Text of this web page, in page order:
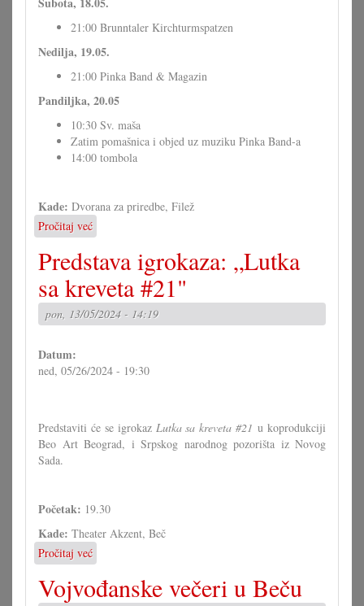
21:00 Brunntaler Kirchturmspatzen
Nedilja, 19.05.
21:00 Pinka Band & Magazin
Pandiljka, 20.05
10:30 Sv. maša
Zatim pomašnica i objed uz muziku Pinka Band-a
14:00 tombola
Kade: Dvorana za priredbe, Filež
Pročitaj već
Športska
fešta
u
Filežu
Predstava igrokaza: „Lutka
sa kreveta #21"
pon, 13/05/2024 - 14:19
Datum:
ned, 05/26/2024 - 19:30
Predstaviti će se igrokaz Lutka sa kreveta #21 u koprodukciji
Beo Art Beograd, i Srpskog narodnog pozorišta iz Novog
Sada.
Početak: 19.30
Kade: Theater Akzent, Beč
Pročitaj već
Predstava
igrokaza:
„Lutka
Vojvođanske večeri u Beču